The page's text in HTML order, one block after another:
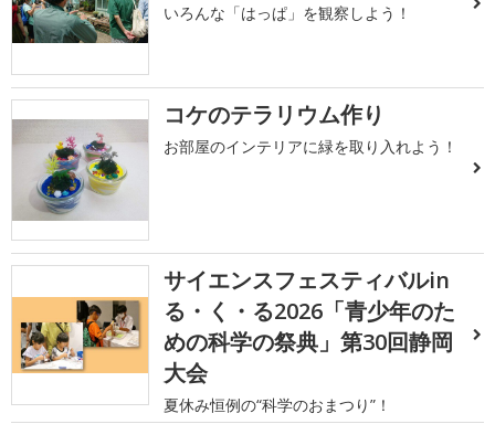
いろんな「はっぱ」を観察しよう！
コケのテラリウム作り
お部屋のインテリアに緑を取り入れよう！
サイエンスフェスティバルin
る・く・る2026「青少年のた
めの科学の祭典」第30回静岡
大会
夏休み恒例の“科学のおまつり”！